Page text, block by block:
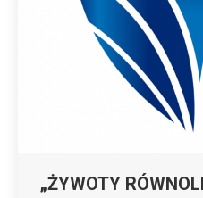
„ŻYWOTY